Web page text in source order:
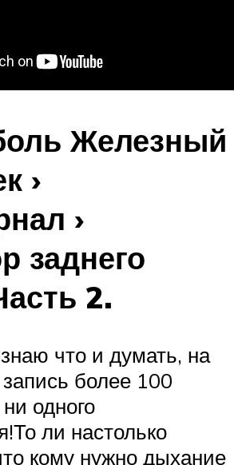
Железный
›
›
заднего
2.
что и думать, на
более 100
одного
ли настолько
кому нужно дыхание